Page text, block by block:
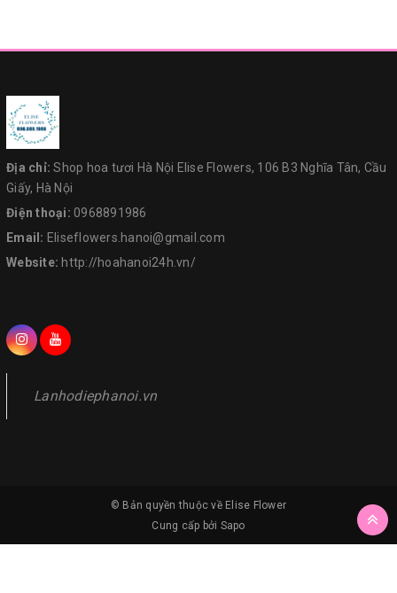
Địa chỉ:Shop hoa tươi Hà Nội Elise Flowers, 106 B3 Nghĩa Tân, Cầu
Giấy, Hà Nội
Điện thoại: 0968891986
Email: Eliseflowers.hanoi@gmail.com
Website: http://hoahanoi24h.vn/
Lanhodiephanoi.vn
© Bản quyền thuộc về Elise Flower
Cung cấp bởi Sapo